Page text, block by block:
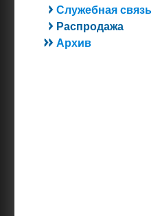
Служебная связь
Распродажа
Архив